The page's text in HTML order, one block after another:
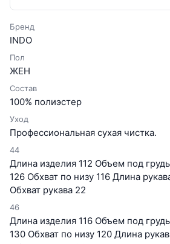
Бренд
INDO
Пол
ЖЕН
Состав
100% полиэстер
Уход
Профессиональная сухая чистка.
44
Длина изделия 112 Объем под
126 Обхват по низу 116 Длина
Обхват рукава 22
46
Длина изделия 116 Объем под
130 Обхват по низу 120 Длина